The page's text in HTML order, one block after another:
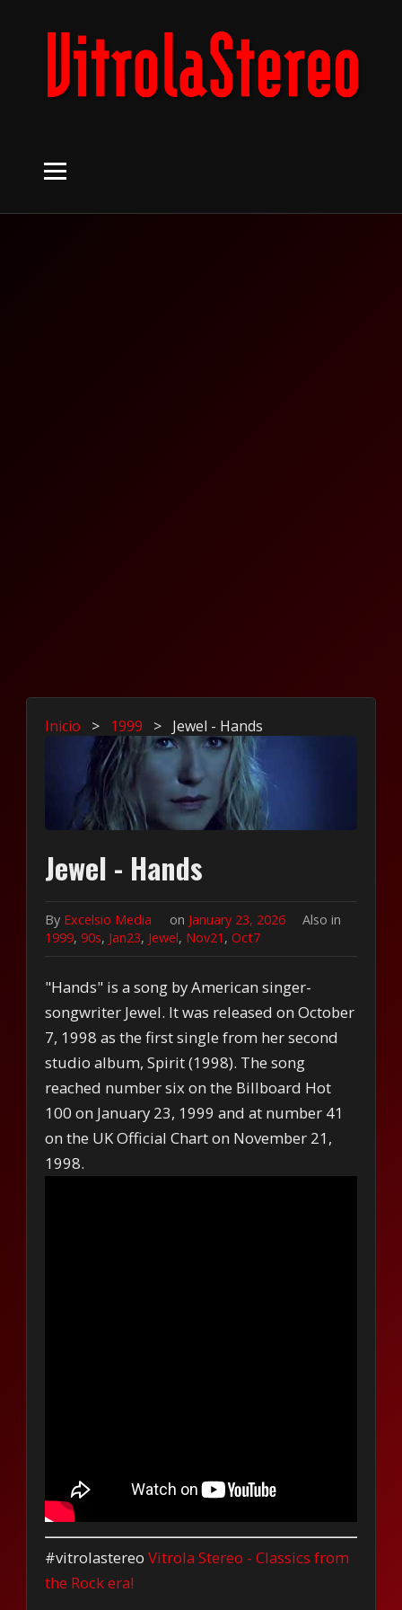
Inicio > 1999 > Jewel - Hands
Jewel - Hands
By Excelsio Media on January 23, 2026
Also in
1999,90s, Jan23, Jewel, Nov21 ,Oct7
"Hands" is a song by American singer-
songwriter Jewel. It was released on October
7, 1998 as the first single from her second
studio album, Spirit (1998). The song
reached number six on the Billboard Hot
100 on January 23, 1999 and at number 41
on the UK Official Chart on November 21,
1998.
#vitrolastereoVitrola Stereo - Classics from
the Rock era!